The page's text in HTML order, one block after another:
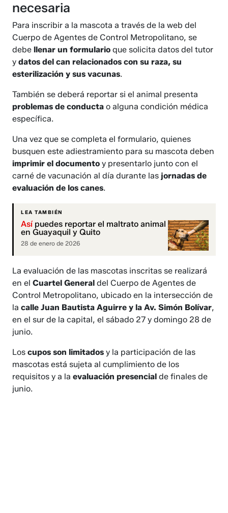
necesaria
Para inscribir a la mascota a través de la web del
Cuerpo de Agentes de Control Metropolitano, se
debe llenar un formulario que solicita datos del tutor
ydatos del can relacionados con su raza, su
esterilización y sus vacunas.
También se deberá reportar si el animal presenta
problemas de conducta o alguna condición médica
específica.
Una vez que se completa el formulario, quienes
busquen este adiestramiento para su mascota deben
imprimir el documento y presentarlo junto con el
carné de vacunación al día durante las jornadas de
evaluación de los canes.
LEA TAMBIÉN
Asípuedes reportar el maltrato animal
en Guayaquil y Quito
28 de enero de 2026
La evaluación de las mascotas inscritas se realizará
en elCuartel Generaldel Cuerpo de Agentes de
Control Metropolitano, ubicado en la intersección de
lacalle Juan Bautista Aguirre y la Av. Simón Bolívar,
en el sur de la capital, el sábado 27 y domingo 28 de
junio.
Loscupos son limitados y la participación de las
mascotas está sujeta al cumplimiento de los
requisitos y a laevaluación presencial de finales de
junio.